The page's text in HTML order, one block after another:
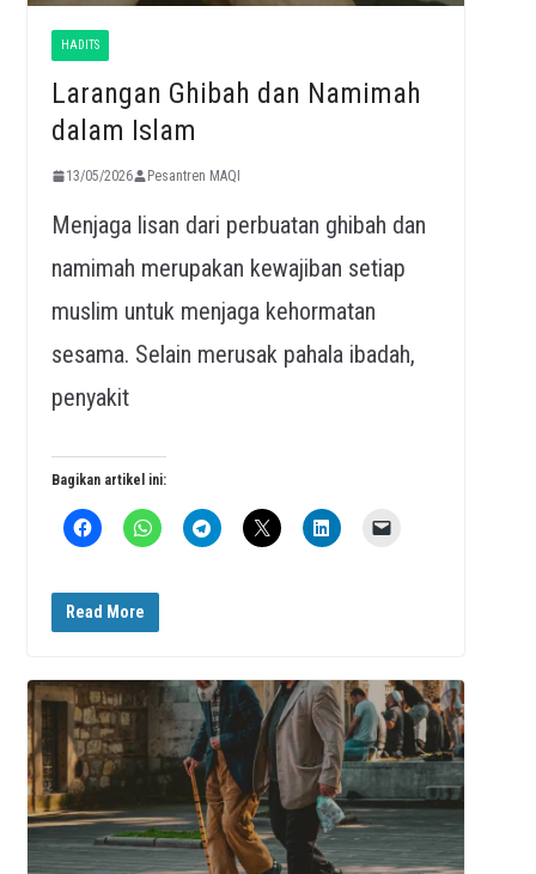
HADITS
Larangan Ghibah dan Namimah
dalam Islam
13/05/2026 Pesantren MAQI
Menjaga lisan dari perbuatan ghibah dan
namimah merupakan kewajiban setiap
muslim untuk menjaga kehormatan
sesama. Selain merusak pahala ibadah,
penyakit
Bagikan artikel ini:
Read More